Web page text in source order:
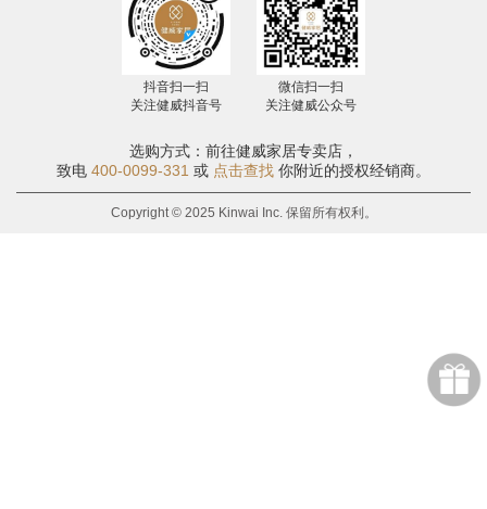
抖音扫一扫
关注健威抖音号
微信扫一扫
关注健威公众号
选购方式：前往健威家居专卖店，
致电 400-0099-331 或 点击查找 你附近的授权经销商。
Copyright © 2025 Kinwai Inc. 保留所有权利。